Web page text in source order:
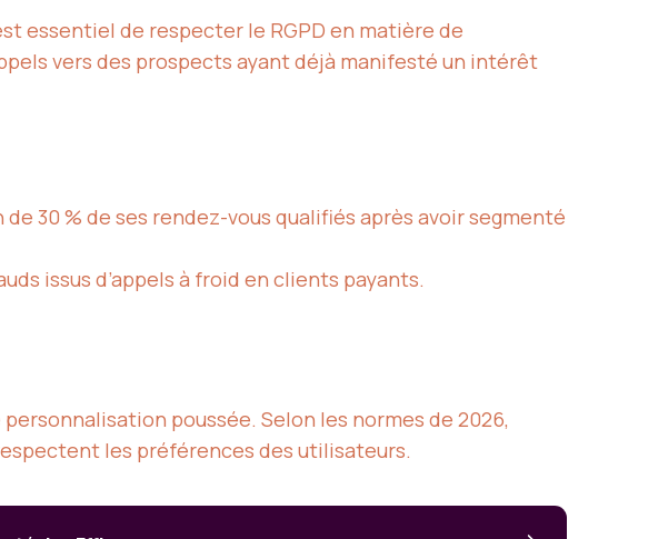
essentiel de respecter le RGPD en matière de
vers des prospects ayant déjà manifesté un intérêt
30 % de ses rendez-vous qualifiés après avoir segmenté
issus d’appels à froid en clients payants.
poussée. Selon les normes de 2026,
les préférences des utilisateurs.